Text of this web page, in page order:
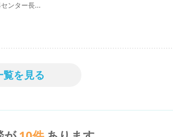
ンター長...
覧を見る